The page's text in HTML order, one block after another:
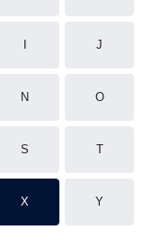
J
N O
S T
X Y